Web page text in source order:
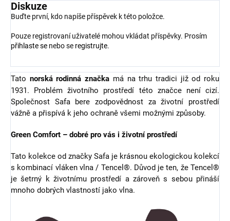
Diskuze
Buďte první, kdo napíše příspěvek k této položce.
Pouze registrovaní uživatelé mohou vkládat příspěvky. Prosím
přihlaste se nebo se registrujte.
Tato norská rodinná značka má na trhu tradici již od roku
1931. Problém životního prostředí této značce není cizí.
Společnost Safa bere zodpovědnost za životní prostředí
vážně a přispívá k jeho ochraně všemi možnými způsoby.
Green Comfort – dobré pro vás i životní prostředí
Tato kolekce od značky Safa je krásnou ekologickou kolekcí
s kombinací vláken vlna / Tencel®. Důvod je ten, že Tencel®
je šetrný k životnímu prostředí a zároveň s sebou přináší
mnoho dobrých vlastností jako vlna.